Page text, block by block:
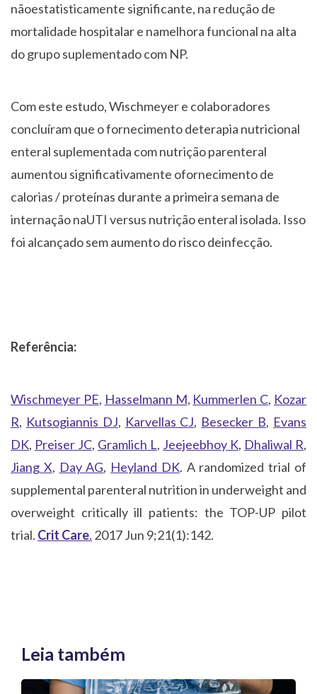
nãoestatisticamente significante, na redução de
mortalidade hospitalar e namelhora funcional na alta
do grupo suplementado com NP.
Com este estudo,Wischmeyer e colaboradores
concluíram que o fornecimento deterapia nutricional
enteral suplementada com nutrição parenteral
aumentou significativamente ofornecimento de
calorias / proteínas durante a primeira semana de
internação naUTI versus nutrição enteral isolada. Isso
foi alcançado sem aumento do risco deinfecção.
Referência:
Wischmeyer PE, Hasselmann M, Kummerlen C, Kozar
R, Kutsogiannis DJ, Karvellas CJ, Besecker B, Evans
DK, Preiser JC, Gramlich L, Jeejeebhoy K, Dhaliwal R,
Jiang X, Day AG, Heyland DK. A randomized trial of
supplemental parenteral nutrition in underweight and
overweight critically ill patients: the TOP-UP pilot
trial. Crit Care. 2017 Jun 9;21(1):142.
Leia também